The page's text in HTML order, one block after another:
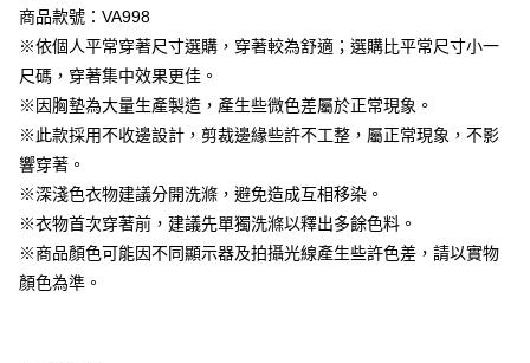
每筆NT$120，滿NT$1,000(含以上)免運費
付款後門市自取
每筆NT$60，滿NT$1,000(含以上)免運費
海外配送-港/澳/新/馬/泰國專屬 查看運費
海外配送-其他亞洲地區
海外配送-歐美地區
商品款號：VA998
※依個人平常穿著尺寸選購，穿著較為舒適；選購比平常尺寸小一
尺碼，穿著集中效果更佳。
※因胸墊為大量生產製造，產生些微色差屬於正常現象。
※此款採用不收邊設計，剪裁邊緣些許不工整，屬正常現象，不影
響穿著。
※深淺色衣物建議分開洗滌，避免造成互相移染。
※衣物首次穿著前，建議先單獨洗滌以釋出多餘色料。
※商品顏色可能因不同顯示器及拍攝光線產生些許色差，請以實物
顏色為準。